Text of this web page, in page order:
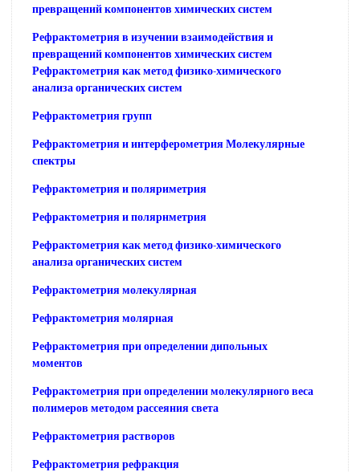
превращений компонентов химических систем
Рефрактометрия в изучении взаимодействия и
превращений компонентов химических систем
Рефрактометрия как метод физико-химического
анализа органических систем
Рефрактометрия групп
Рефрактометрия и интерферометрия Молекулярные
спектры
Рефрактометрия и поляриметрия
Рефрактометрия и полярнметрия
Рефрактометрия как метод физико-химического
анализа органических систем
Рефрактометрия молекулярная
Рефрактометрия молярная
Рефрактометрия при определении дипольных
моментов
Рефрактометрия при определении молекулярного веса
полимеров методом рассеяния света
Рефрактометрия растворов
Рефрактометрия рефракция